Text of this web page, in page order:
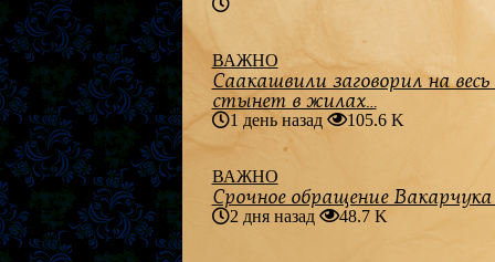
ВАЖНО
Саакашвили заговорил на
стынет в жилах…
1 день назад 105.6 K
ВАЖНО
Срочное обращение
2 дня назад 48.7 K